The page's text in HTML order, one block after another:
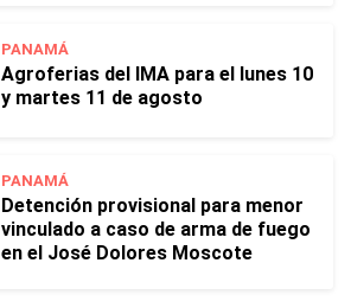
PANAMÁ
Agroferias del IMA para el lunes 10
y martes 11 de agosto
PANAMÁ
Detención provisional para menor
vinculado a caso de arma de fuego
en el José Dolores Moscote